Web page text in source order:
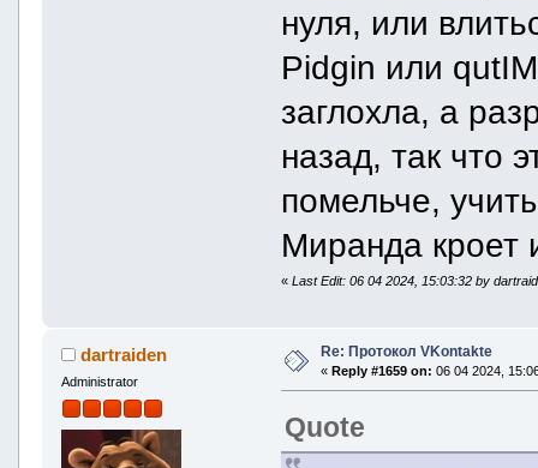
нуля, или
Pidgin или
заглохла, а
назад, так что
помельче,
Миранда кроет
«Last Edit: 06 04 2024, 15:03:32 by
dartraiden
Administrator
Re: Протокол VKontakte
« Reply #1659 on: 06 04 2024,
Quote